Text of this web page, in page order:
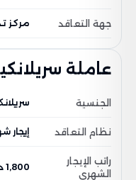
جهة التعاقد مركز
عاملة
الجنسية
نظام التعاقد إيجار
راتب الإيجار
الشهري
1,800 درهم